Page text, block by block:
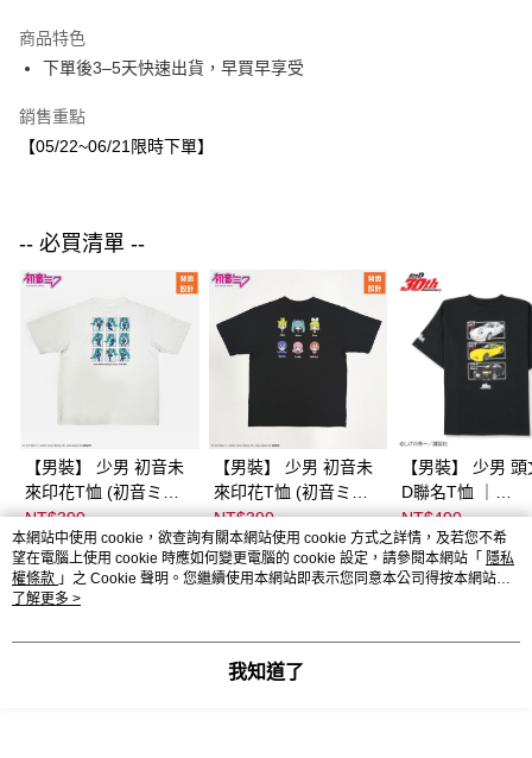
街口支付
悠遊付
每筆NT$80，滿NT$1,500(含以上)免運費
付款後7-11取貨
每筆NT$80，滿NT$1,500(含以上)免運費
宅配
商品特色
下單後3–5天快速出貨，早買早享受
銷售重點
【05/22~06/21限時下單】
-- 必買清單 --
【男裝】 少男 初音未
來印花T恤 (初音ミク)
｜
08022B01232000151
35
NT$390
【男裝】 少男 初音未
來印花T恤 (初音ミク)
｜
08022B01232000151
36
NT$390
【男裝】 少男
D聯名T恤 ｜
37
NT$490
本網站中使用 cookie，欲查詢有關本網站使用 cookie 方式之詳情，及若您不希
望在電腦上使用 cookie 時應如何變更電腦的 cookie 設定，請參閱本網站「 隱私
權條款 」之 Cookie 聲明。您繼續使用本網站即表示您同意本公司得按本網站使
用條款之 Cookie 聲明使用 cookie。
了解更多 >
我知道了